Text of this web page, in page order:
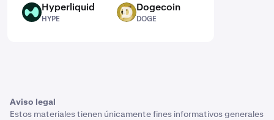
HYPE Hyperliquid
HYPE
DOGE Dogecoin
DOGE
Aviso legal
Estos materiales tienen únicamente fines informativos generales